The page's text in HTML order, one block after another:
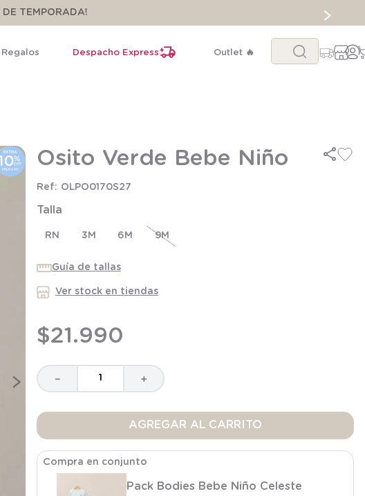
TEMPORADA!
Regalos Despacho Express Outlet 🔥
Buscar...
Osito Verde Bebe Niño
OLPO0170S27
Talla
RN 3M 6M 9M
Guía de tallas
Ver stock en tiendas
$21.990
＋
－
AGREGAR AL CARRITO
Compra en conjunto
Pack Bodies Bebe Niño Celeste